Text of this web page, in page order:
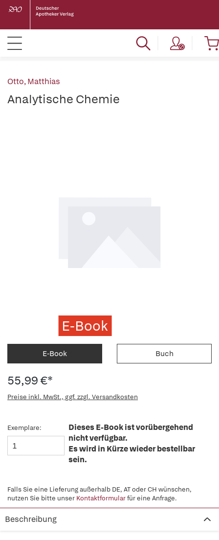
Otto, Matthias
Analytische Chemie
E-Book
E-Book Buch
55,99 €*
Preise inkl. MwSt., ggf. zzgl. Versandkosten
Exemplare:
Dieses E-Book ist vorübergehend
nicht verfügbar.
Es wird in Kürze wieder bestellbar
sein.
Falls Sie eine Lieferung außerhalb DE, AT oder CH wünschen,
nutzen Sie bitte unser Kontaktformularfür eine Anfrage.
Beschreibung